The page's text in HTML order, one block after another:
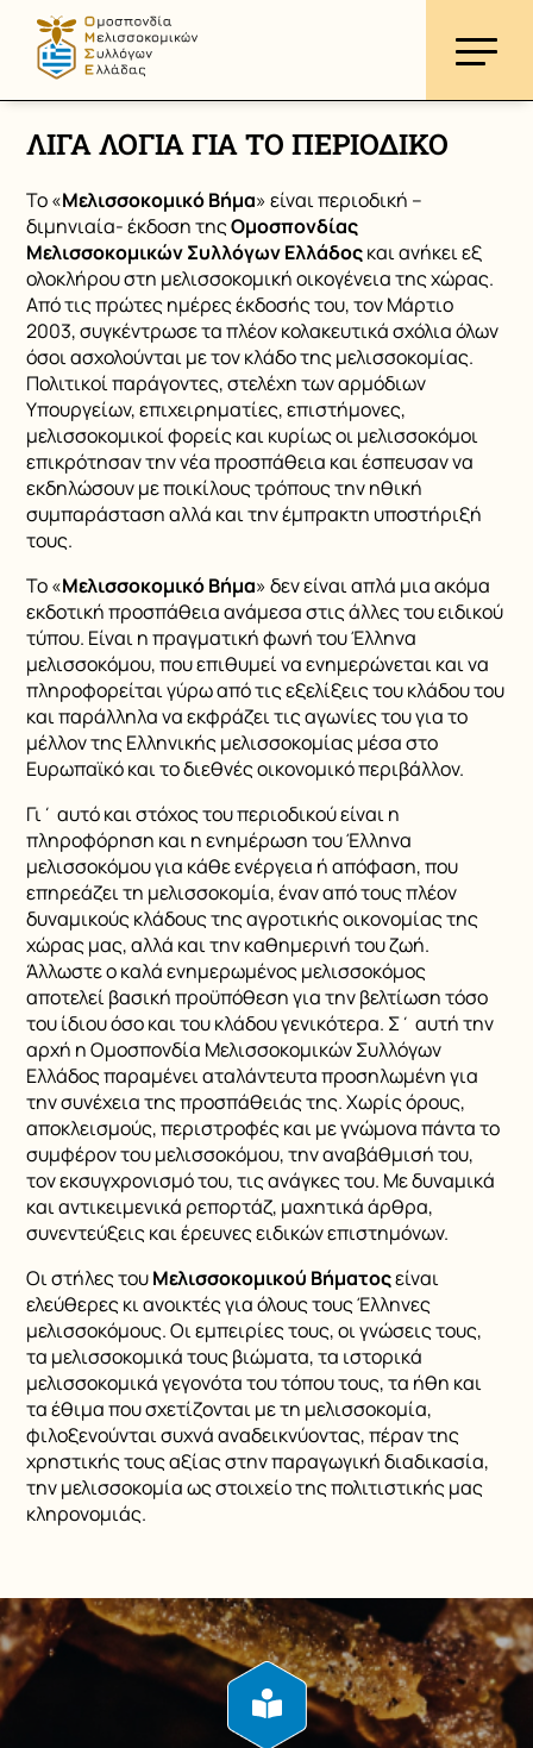
ΛΙΓΑ ΛΟΓΙΑ ΓΙΑ ΤΟ ΠΕΡΙΟΔΙΚΟ
Το «Μελισσοκομικό Βήμα» είναι περιοδική –
διμηνιαία- έκδοση τηςΟμοσπονδίας
Μελισσοκομικών Συλλόγων Ελλάδοςκαι ανήκει εξ
ολοκλήρου στη μελισσοκομική οικογένεια της χώρας.
Από τις πρώτες ημέρες έκδοσής του, τον Μάρτιο
2003, συγκέντρωσε τα πλέον κολακευτικά σχόλια όλων
όσοι ασχολούνται με τον κλάδο της μελισσοκομίας.
Πολιτικοί παράγοντες, στελέχη των αρμόδιων
Υπουργείων, επιχειρηματίες, επιστήμονες,
μελισσοκομικοί φορείς και κυρίως οι μελισσοκόμοι
επικρότησαν την νέα προσπάθεια και έσπευσαν να
εκδηλώσουν με ποικίλους τρόπους την ηθική
συμπαράσταση αλλά και την έμπρακτη υποστήριξή
τους.
Το «Μελισσοκομικό Βήμα» δεν είναι απλά μια ακόμα
εκδοτική προσπάθεια ανάμεσα στις άλλες του ειδικού
τύπου. Είναι η πραγματική φωνή του Έλληνα
μελισσοκόμου, που επιθυμεί να ενημερώνεται και να
πληροφορείται γύρω από τις εξελίξεις του κλάδου του
και παράλληλα να εκφράζει τις αγωνίες του για το
μέλλον της Ελληνικής μελισσοκομίας μέσα στο
Ευρωπαϊκό και το διεθνές οικονομικό περιβάλλον.
Γι΄ αυτό και στόχος του περιοδικού είναι η
πληροφόρηση και η ενημέρωση του Έλληνα
μελισσοκόμου για κάθε ενέργεια ή απόφαση, που
επηρεάζει τη μελισσοκομία, έναν από τους πλέον
δυναμικούς κλάδους της αγροτικής οικονομίας της
χώρας μας, αλλά και την καθημερινή του ζωή.
Άλλωστε ο καλά ενημερωμένος μελισσοκόμος
αποτελεί βασική προϋπόθεση για την βελτίωση τόσο
του ίδιου όσο και του κλάδου γενικότερα. Σ΄ αυτή την
αρχή η Ομοσπονδία Μελισσοκομικών Συλλόγων
Ελλάδος παραμένει αταλάντευτα προσηλωμένη για
την συνέχεια της προσπάθειάς της. Χωρίς όρους,
αποκλεισμούς, περιστροφές και με γνώμονα πάντα το
συμφέρον του μελισσοκόμου, την αναβάθμισή του,
τον εκσυγχρονισμό του, τις ανάγκες του. Με δυναμικά
και αντικειμενικά ρεπορτάζ, μαχητικά άρθρα,
συνεντεύξεις και έρευνες ειδικών επιστημόνων.
Οι στήλες τουΜελισσοκομικού Βήματοςείναι
ελεύθερες κι ανοικτές για όλους τους Έλληνες
μελισσοκόμους. Οι εμπειρίες τους, οι γνώσεις τους,
τα μελισσοκομικά τους βιώματα, τα ιστορικά
μελισσοκομικά γεγονότα του τόπου τους, τα ήθη και
τα έθιμα που σχετίζονται με τη μελισσοκομία,
φιλοξενούνται συχνά αναδεικνύοντας, πέραν της
χρηστικής τους αξίας στην παραγωγική διαδικασία,
την μελισσοκομία ως στοιχείο της πολιτιστικής μας
κληρονομιάς.